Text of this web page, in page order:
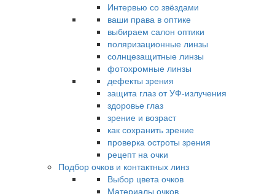
Интервью со звёздами
ваши права в оптике
выбираем салон оптики
поляризационные линзы
солнцезащитные линзы
фотохромные линзы
дефекты зрения
защита глаз от УФ-излучения
здоровье глаз
зрение и возраст
как сохранить зрение
проверка остроты зрения
рецепт на очки
Подбор очков и контактных линз
Выбор цвета очков
Материалы очков